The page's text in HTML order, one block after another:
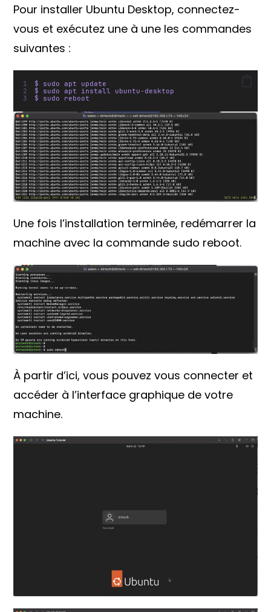
Pour installer Ubuntu Desktop, connectez-
vous et exécutez une à une les commandes
suivantes :
$ sudo apt update
$ sudo apt install ubuntu- desktop
$ sudo reboot
Une fois l’installation terminée, redémarrer la
machine avec la commande sudo reboot.
À partir d’ici, vous pouvez vous connecter et
accéder à l’interface graphique de votre
machine.